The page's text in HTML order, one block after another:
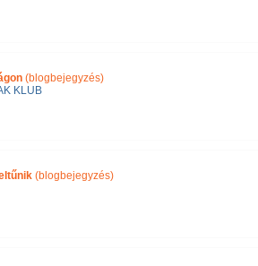
(blogbejegyzés)
KLUB
(blogbejegyzés)